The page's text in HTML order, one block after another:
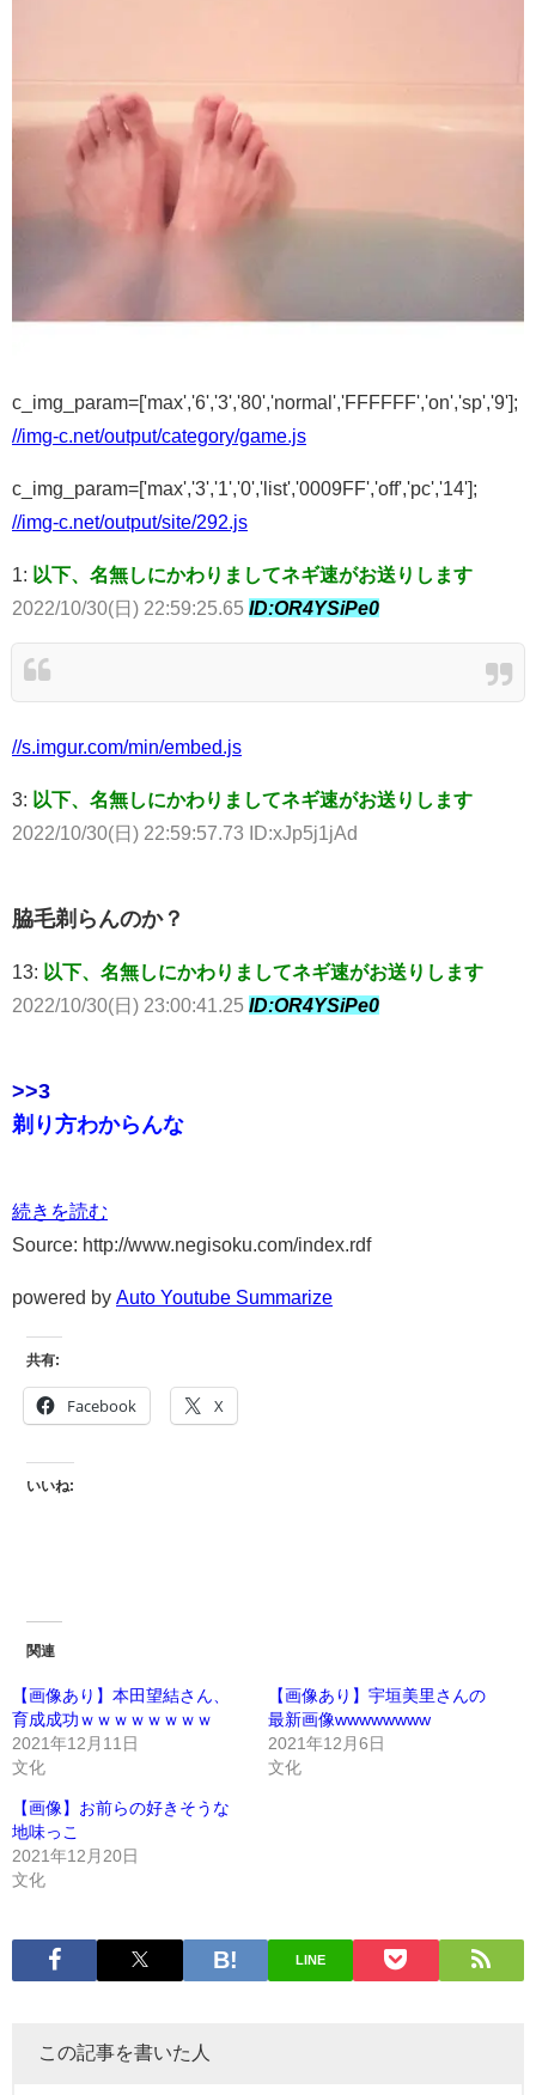
c_img_param=['max','6','3','80','normal','FFFFFF','on','sp','9'];
//img-c.net/output/category/game.js
c_img_param=['max','3','1','0','list','0009FF','off','pc','14'];
//img-c.net/output/site/292.js
1: 以下、名無しにかわりましてネギ速がお送りします
2022/10/30(日) 22:59:25.65 ID:OR4YSiPe0
//s.imgur.com/min/embed.js
3: 以下、名無しにかわりましてネギ速がお送りします
2022/10/30(日) 22:59:57.73 ID:xJp5j1jAd
脇毛剃らんのか？
13: 以下、名無しにかわりましてネギ速がお送りします
2022/10/30(日) 23:00:41.25 ID:OR4YSiPe0
>>3
剃り方わからんな
続きを読む
Source: http://www.negisoku.com/index.rdf
powered by Auto Youtube Summarize
共有:
Facebook X
いいね:
関連
【画像あり】本田望結さん、
育成成功ｗｗｗｗｗｗｗｗ
2021年12月11日
文化
【画像あり】宇垣美里さんの
最新画像wwwwwwww
2021年12月6日
文化
【画像】お前らの好きそうな
地味っこ
2021年12月20日
文化
LINE
この記事を書いた人